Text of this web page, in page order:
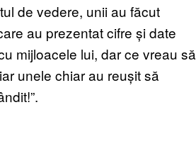
de vedere, unii au făcut
au prezentat cifre și date
mijloacele lui, dar ce vreau să
unele chiar au reușit să